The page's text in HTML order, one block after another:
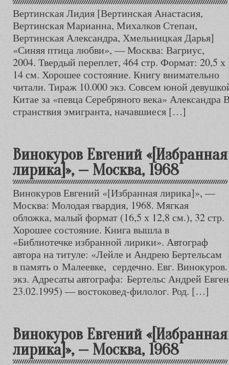
Вертинская Лидия [Вертинская Анастасия,
Вертинская Марианна, Михалков Степан,
Вертинская Александра, Хмельницкая Дарья]
«Синяя птица любви», — Москва: Вагриус,
2004. Твердый переплет, 464 стр. Формат: 20,5 х
14 см. Хорошее состояние. Книгу внимательно
читали. Тираж 10.000 экз. Совсем юной
Китае за «певца Серебряного века» Александра
странствия эмигранта, начавшиеся […]
Винокуров Евгений «[Избранная
лирика]», — Москва, 1968
Винокуров Евгений «[Избранная лирика]», —
Москва: Молодая гвардия, 1968. Мягкая
обложка, малый формат (16,5 х 12,8 см.), 32 стр.
Хорошее состояние. Книга вышла в
«Библиотечке избранной лирики». Автограф
автора на титуле: «Лейле и Андрею Бертельсам
в память о Малеевке, сердечно. Евг.
экз. Адресаты автографа: Бертельс Андрей
23.02.1995) — востоковед-филолог. Род. […]
Винокуров Евгений «[Избранная
лирика]», — Москва, 1968